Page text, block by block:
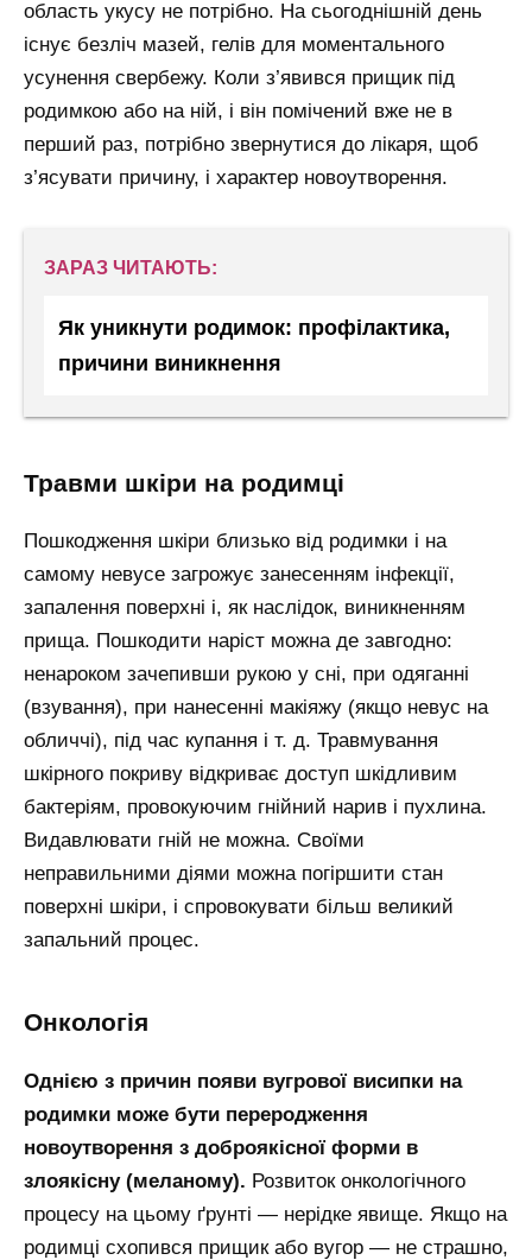
область укусу не потрібно. На сьогоднішній день
існує безліч мазей, гелів для моментального
усунення свербежу. Коли з’явився прищик під
родимкою або на ній, і він помічений вже не в
перший раз, потрібно звернутися до лікаря, щоб
з’ясувати причину, і характер новоутворення.
ЗАРАЗ ЧИТАЮТЬ:
Як уникнути родимок: профілактика,
причини виникнення
травми шкіри на родимці
Пошкодження шкіри близько від родимки і на
самому невусе загрожує занесенням інфекції,
запалення поверхні і, як наслідок, виникненням
прища. Пошкодити наріст можна де завгодно:
ненароком зачепивши рукою у сні, при одяганні
(взування), при нанесенні макіяжу (якщо невус на
обличчі), під час купання і т. д. Травмування
шкірного покриву відкриває доступ шкідливим
бактеріям, провокуючим гнійний нарив і пухлина.
Видавлювати гній не можна. Своїми
неправильними діями можна погіршити стан
поверхні шкіри, і спровокувати більш великий
запальний процес.
онкологія
Однією з причин появи вугрової висипки на
родимки може бути переродження
новоутворення з доброякісної форми в
злоякісну (меланому). Розвиток онкологічного
процесу на цьому ґрунті — нерідке явище. Якщо на
родимці схопився прищик або вугор — не страшно,